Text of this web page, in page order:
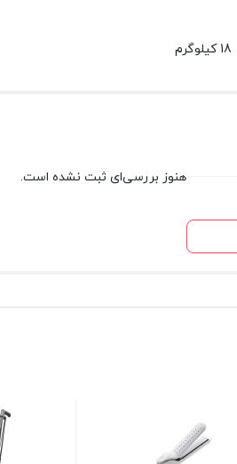
18 کیلوگرم
هنوز بررسی‌ای ثبت نشده است.